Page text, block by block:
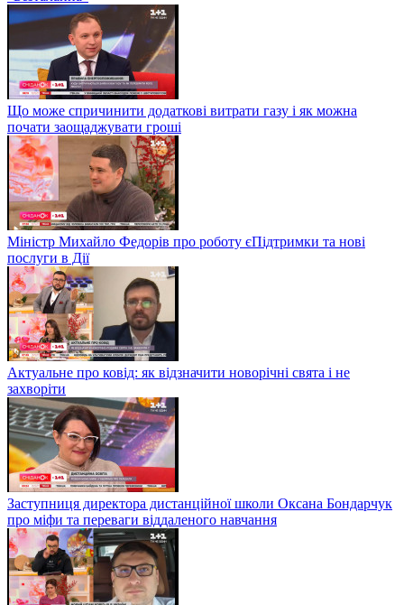
Що може спричинити додаткові витрати газу і як можна
почати заощаджувати гроші
Міністр Михайло Федорів про роботу єПідтримки та нові
послуги в Дії
Актуальне про ковід: як відзначити новорічні свята і не
захворіти
Заступниця директора дистанційної школи Оксана Бондарчук
про міфи та переваги віддаленого навчання